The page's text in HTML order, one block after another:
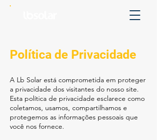
Política de Privacidade
A Lb Solar está comprometida em proteger
a privacidade dos visitantes do nosso site.
Esta política de privacidade esclarece como
coletamos, usamos, compartilhamos e
protegemos as informações pessoais que
você nos fornece.